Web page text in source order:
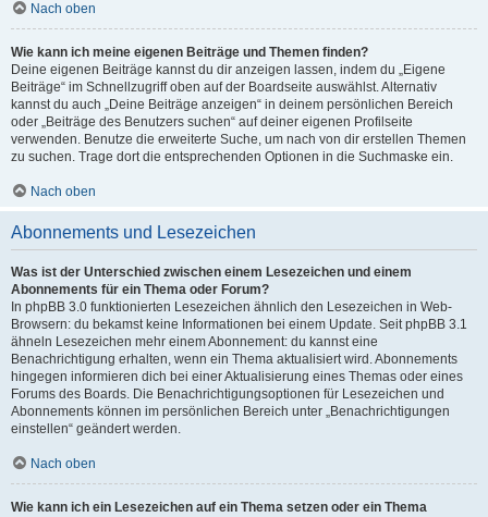
Nach oben
Wie kann ich meine eigenen Beiträge und Themen finden?
Deine eigenen Beiträge kannst du dir anzeigen lassen, indem du „Eigene
Beiträge“ im Schnellzugriff oben auf der Boardseite auswählst. Alternativ
kannst du auch „Deine Beiträge anzeigen“ in deinem persönlichen Bereich
oder „Beiträge des Benutzers suchen“ auf deiner eigenen Profilseite
verwenden. Benutze die erweiterte Suche, um nach von dir erstellen Themen
zu suchen. Trage dort die entsprechenden Optionen in die Suchmaske ein.
Nach oben
Abonnements und Lesezeichen
Was ist der Unterschied zwischen einem Lesezeichen und einem
Abonnements für ein Thema oder Forum?
In phpBB 3.0 funktionierten Lesezeichen ähnlich den Lesezeichen in Web-
Browsern: du bekamst keine Informationen bei einem Update. Seit phpBB 3.1
ähneln Lesezeichen mehr einem Abonnement: du kannst eine
Benachrichtigung erhalten, wenn ein Thema aktualisiert wird. Abonnements
hingegen informieren dich bei einer Aktualisierung eines Themas oder eines
Forums des Boards. Die Benachrichtigungsoptionen für Lesezeichen und
Abonnements können im persönlichen Bereich unter „Benachrichtigungen
einstellen“ geändert werden.
Nach oben
Wie kann ich ein Lesezeichen auf ein Thema setzen oder ein Thema